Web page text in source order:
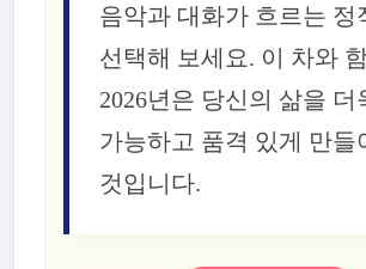
음악과 대화가 흐르는 정
선택해 보세요. 이 차와
2026년은 당신의 삶을 더
가능하고 품격 있게 만들
것입니다.